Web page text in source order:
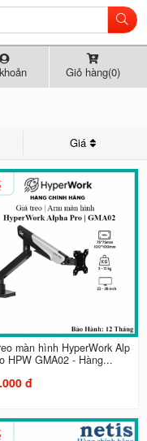
Giỏ hàng(0)
Giá
Alp
HPW GMA02 - Hàng...
đ